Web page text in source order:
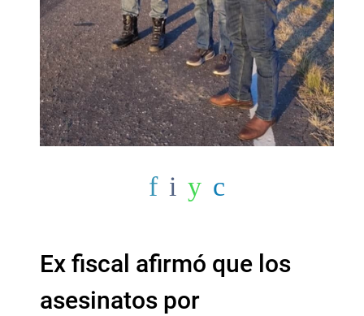
Ex fiscal afirmó que los
asesinatos por